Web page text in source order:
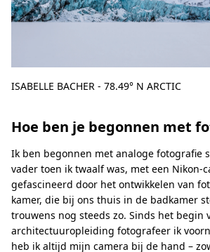
ISABELLE BACHER - 78.49° N ARCTIC
Hoe ben je begonnen met
Ik ben begonnen met analoge fotografie
vader toen ik twaalf was, met een Nikon-
gefascineerd door het ontwikkelen van
kamer, die bij ons thuis in de badkamer
trouwens nog steeds zo. Sinds het begin
architectuuropleiding fotografeer ik
heb ik altijd mijn camera bij de hand –